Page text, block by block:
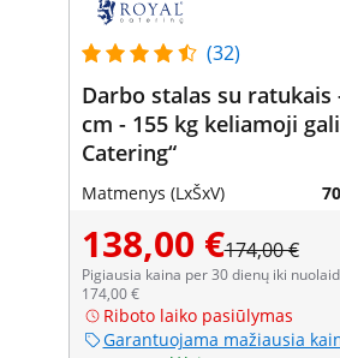
(32)
Darbo stalas su ratukais
cm - 155 kg keliamoji
Catering“
Matmenys (LxŠxV)
138,00 €174,00 €
Pigiausia kaina per 30 dienų iki
174,00 €
Riboto laiko pasiūlymas
Garantuojama mažiausia